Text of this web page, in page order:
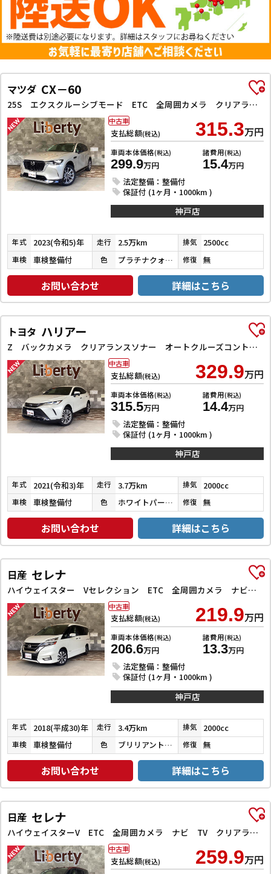
マツダ CX－60
25S エクスクルーシブモード ETC 全周囲カメラ クリアランスソナー オートクルーズコントロール レーンアシスト パワーシート 衝突被害軽減システム サンルーフ TV オートマチックハイビーム オートライト 電動リアゲート
支払総額(税込) 315.3万円
車両本体価格(税込)
299.9万円
諸費用(税込)
15.4万円
法定整備：整備付
保証付 (1ヶ月・1000km )
中古車
神戸店
年式 2023(令和5)年 走行 2.5万km 排気 2500cc
車検 車検整備付 色 プラチナクォーツメタリック 修復 無
お問い合わせ 詳細はこちら
トヨタ ハリアー
Z バックカメラ クリアランスソナー オートクルーズコントロール レーンアシスト パワーシート 衝突被害軽減システム ナビ TV オートマチックハイビーム オートライト LEDヘッドランプ 電動リアゲート
支払総額(税込) 329.9万円
車両本体価格(税込)
315.5万円
諸費用(税込)
14.4万円
法定整備：整備付
保証付 (1ヶ月・1000km )
中古車
神戸店
年式 2021(令和3)年 走行 3.7万km 排気 2000cc
車検 車検整備付 色 ホワイトパールクリスタルシャイン 修復 無
お問い合わせ 詳細はこちら
日産 セレナ
ハイウェイスター Vセレクション ETC 全周囲カメラ ナビ TV クリアランスソナー オートクルーズコントロール パークアシスト 衝突被害軽減システム 両側電動スライドドア オートライト LEDヘッドランプ
支払総額(税込) 219.9万円
車両本体価格(税込)
206.6万円
諸費用(税込)
13.3万円
法定整備：整備付
保証付 (1ヶ月・1000km )
中古車
神戸店
年式 2018(平成30)年 走行 3.4万km 排気 2000cc
車検 車検整備付 色 ブリリアントホワイトパール３コートパール 修復 無
お問い合わせ 詳細はこちら
日産 セレナ
ハイウェイスターV ETC 全周囲カメラ ナビ TV クリアランスソナー オートクルーズコントロール 衝突被害軽減システム 両側電動スライドドア オートライト LEDヘッドランプ スマートキー
支払総額(税込) 259.9万円
中古車